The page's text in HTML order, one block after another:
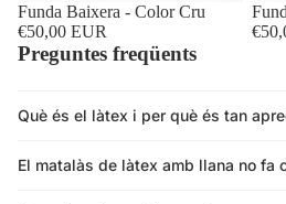
Funda Baixera - Color Cru
€50,00 EUR
Preguntes freqüents
Què és el làtex i per què és tan
El matalàs de làtex amb llana no fa